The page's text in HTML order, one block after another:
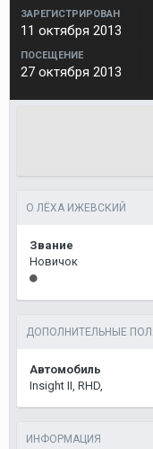
ЗАРЕГИСТРИРОВАН
11 октября 2013
ПОСЕЩЕНИЕ
27 октября 2013
О ЛЁХА ИЖЕВСКИЙ
Звание
Новичок
ДОПОЛНИТЕЛЬНЫЕ
Автомобиль
Insight II, RHD,
ИНФОРМАЦИЯ